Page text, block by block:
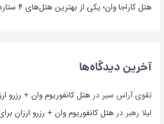
هتل کاراجا وان؛ یکی از بهترین هتل‌های ۴ ستاره وان برای ایرانی‌ها
آخرین دیدگاه‌ها
تقوی آراس سیر درهتل کانفوریوم وان + رزرو
لیلا رهبر درهتل کانفوریوم وان + رزرو ارزان